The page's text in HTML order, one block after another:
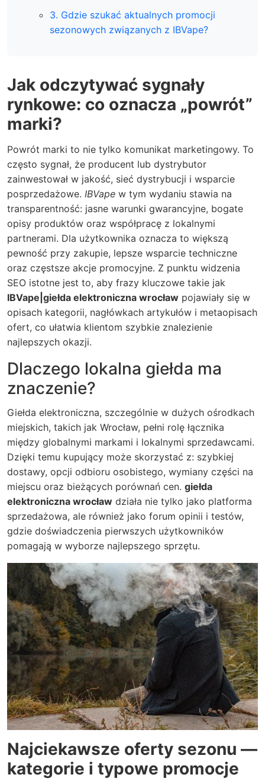
3. Gdzie szukać aktualnych promocji
sezonowych związanych z IBVape?
Jak odczytywać sygnały
rynkowe: co oznacza „powrót”
marki?
Powrót marki to nie tylko komunikat marketingowy. To
często sygnał, że producent lub dystrybutor
zainwestował w jakość, sieć dystrybucji i wsparcie
posprzedażowe. IBVape w tym wydaniu stawia na
transparentność: jasne warunki gwarancyjne, bogate
opisy produktów oraz współpracę z lokalnymi
partnerami. Dla użytkownika oznacza to większą
pewność przy zakupie, lepsze wsparcie techniczne
oraz częstsze akcje promocyjne. Z punktu widzenia
SEO istotne jest to, aby frazy kluczowe takie jak
IBVape|giełda elektroniczna wrocław pojawiały się w
opisach kategorii, nagłówkach artykułów i metaopisach
ofert, co ułatwia klientom szybkie znalezienie
najlepszych okazji.
Dlaczego lokalna giełda ma
znaczenie?
Giełda elektroniczna, szczególnie w dużych ośrodkach
miejskich, takich jak Wrocław, pełni rolę łącznika
między globalnymi markami i lokalnymi sprzedawcami.
Dzięki temu kupujący może skorzystać z: szybkiej
dostawy, opcji odbioru osobistego, wymiany części na
miejscu oraz bieżących porównań cen. giełda
elektroniczna wrocław działa nie tylko jako platforma
sprzedażowa, ale również jako forum opinii i testów,
gdzie doświadczenia pierwszych użytkowników
pomagają w wyborze najlepszego sprzętu.
Najciekawsze oferty sezonu —
kategorie i typowe promocje